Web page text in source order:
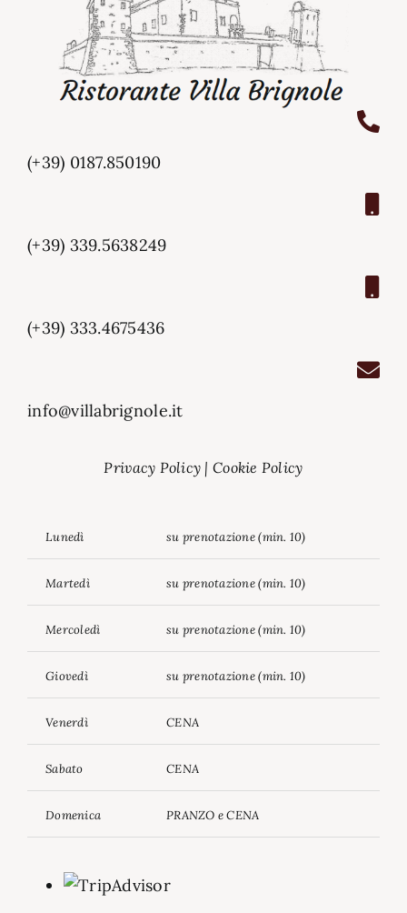
(+39) 0187.850190
(+39) 339.5638249
(+39) 333.4675436
info@villabrignole.it
Privacy Policy |Cookie Policy
Lunedì su prenotazione (min. 10)
Martedì su prenotazione (min. 10)
Mercoledì su prenotazione (min. 10)
Giovedì su prenotazione (min. 10)
Venerdì CENA
Sabato CENA
Domenica PRANZO e CENA